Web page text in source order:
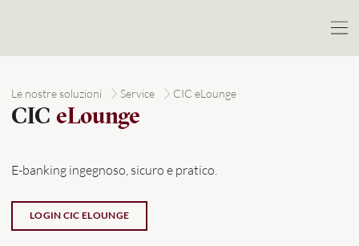
Le nostre soluzioni Service CIC eLounge
CIC eLounge
E-banking ingegnoso, sicuro e pratico.
LOGIN CIC ELOUNGE